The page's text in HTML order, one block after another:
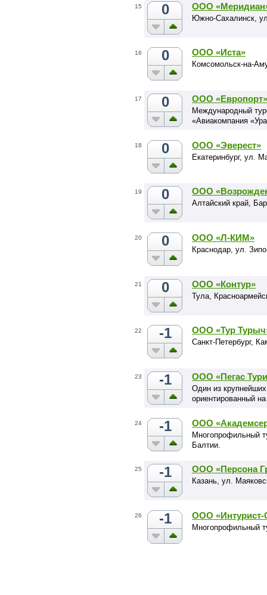
15 0 ООО
Южно-Сахалинск,
16 0 ООО «Иста»
Комсомольск-на-
17 0 ООО «Европорт»
Международный
«Авиакомпания
18 0 ООО «Эверест»
Екатеринбург, ул.
19 0 ООО
Алтайский край,
20 0 ООО «Л-КИМ»
Краснодар, ул.
21 0 ООО «Контур»
Тула,
22 -1 ООО «Тур
Санкт-Петербург,
23 -1 ООО «Пегас
Один из
ориентированный
24 -1 ООО
Многопрофильный
Балтии.
25 -1 ООО «Персона
Казань, ул.
26 -1 ООО «Интурист-
Многопрофильный